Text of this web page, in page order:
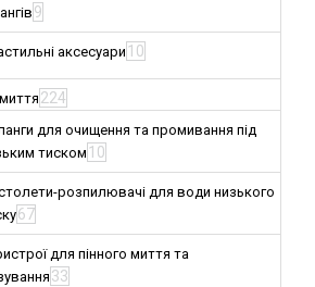
9
аксесуари 10
224
для очищення та промивання під
тиском 10
розпилювачі для води низького
67
для пінного миття та
33